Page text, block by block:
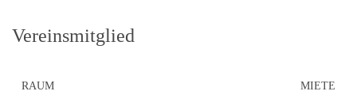
Vereinsmitglied
RAUM MIETE